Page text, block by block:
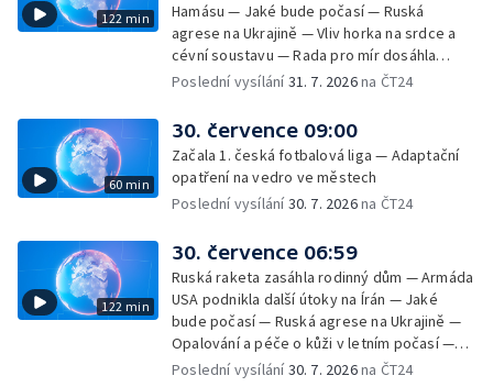
122 min
Hamásu — Jaké bude počasí — Ruská
agrese na Ukrajině — Vliv horka na srdce a
cévní soustavu — Rada pro mír dosáhla
dohody o odzbrojení Hamásu — Dokument
začíná výplata superdávky — Tropické
teploty zatěžují i volně žijící zvířata
Poslední vysílání31. 7. 2026na ČT24
60 min
30. července 09:00
Začala 1. česká fotbalová liga — Adaptační
opatření na vedro ve městech
Poslední vysílání30. 7. 2026na ČT24
122 min
30. července 06:59
Ruská raketa zasáhla rodinný dům — Armáda
USA podnikla další útoky na Írán — Jaké
bude počasí — Ruská agrese na Ukrajině —
Opalování a péče o kůži v letním počasí —
Filmové premiéry — Komedie Dovolená v
Poslední vysílání30. 7. 2026na ČT24